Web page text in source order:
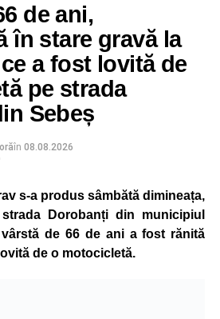
de ani,
în stare gravă la
a fost lovită de
pe strada
Sebeș
în 08.08.2026
s-a produs sâmbătă dimineața,
Dorobanți din municipiul
de 66 de ani a fost rănită
de o motocicletă.